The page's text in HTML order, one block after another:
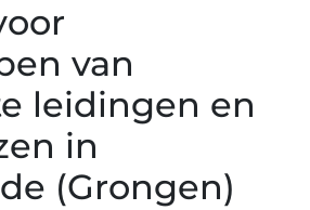
van
leidingen en
in
(Grongen)